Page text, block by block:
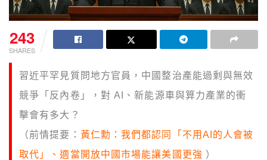
243
SHARES
習近平罕見質問地方官員，中國整治產能過剩與無效
競爭「反內卷」，對 AI、新能源車與算力產業的衝
擊會有多大？
（前情提要： 黃仁勳：我們都認同「不用AI的人會被
取代」、適當開放中國市場能讓美國更強 ）